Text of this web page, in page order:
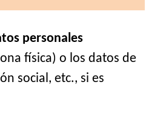
personales
física) o los datos de
social, etc., si es